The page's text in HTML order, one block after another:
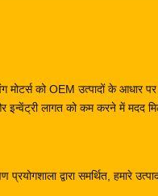
मोटर्स को OEM उत्पादों के
लागत को कम करने में मदद
द्वारा समर्थित, हमारे